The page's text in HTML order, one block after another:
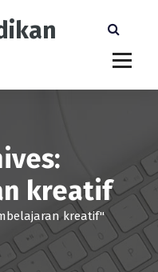
kreatif
kreatif"